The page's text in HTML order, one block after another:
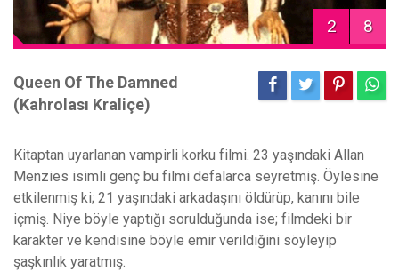
2 8
Queen Of The Damned
(Kahrolası Kraliçe)
Kitaptan uyarlanan vampirli korku filmi. 23 yaşındaki Allan
Menzies isimli genç bu filmi defalarca seyretmiş. Öylesine
etkilenmiş ki; 21 yaşındaki arkadaşını öldürüp, kanını bile
içmiş. Niye böyle yaptığı sorulduğunda ise; filmdeki bir
karakter ve kendisine böyle emir verildiğini söyleyip
şaşkınlık yaratmış.